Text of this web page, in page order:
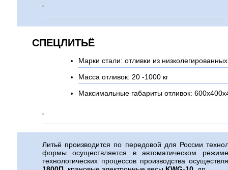
СПЕЦЛИТЬЁ
Марки стали: отливки из
Масса отливок: 20 -1000 кг
Максимальные габариты отливок:
Литьё производится по передовой для России
формы осуществляется в автоматическом
технологических процессов производства